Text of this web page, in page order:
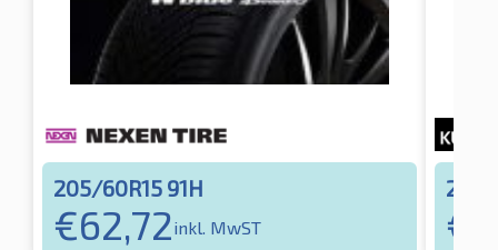
205/60R15 91H
€62,72inkl. MwST
205/
€